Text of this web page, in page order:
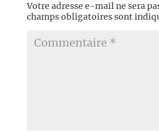
Votre adresse e-mail ne sera
champs obligatoires sont